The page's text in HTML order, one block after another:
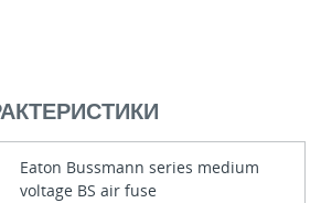
Eaton Bussmann series medium
voltage BS air fuse